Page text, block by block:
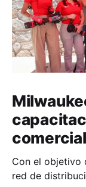
Con el objetivo
red de